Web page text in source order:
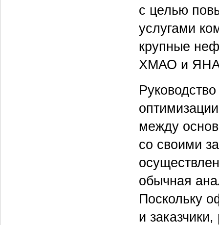
с целью
услугами
крупные
ХМАО и
между
со своими
обычная
Поскольку
и